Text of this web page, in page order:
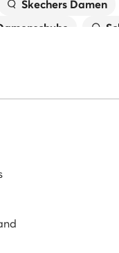
Skechers Damen
New Balance